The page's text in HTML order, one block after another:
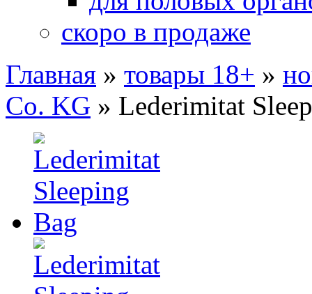
скоро в продаже
Главная » товары 18+ »
Co. KG » Lederimitat